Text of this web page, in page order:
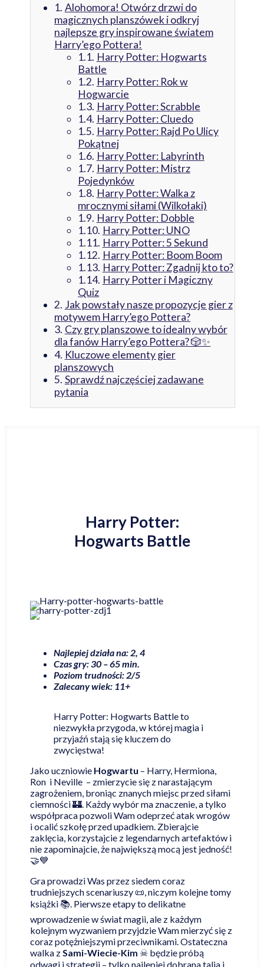
Alohomora! Otwórz drzwi do
magicznych planszówek i odkryj
najlepsze gry inspirowane światem
Harry’ego Pottera!
Harry Potter: Hogwarts
Battle
Harry Potter: Rok w
Hogwarcie
Harry Potter: Scrabble
Harry Potter: Cluedo
Harry Potter: Rajd Po Ulicy
Pokątnej
Harry Potter: Labyrinth
Harry Potter: Mistrz
Pojedynków
Harry Potter: Walka z
mrocznymi siłami (Wilkołaki)
Harry Potter: Dobble
Harry Potter: UNO
Harry Potter: 5 Sekund
Harry Potter: Boom Boom
Harry Potter: Zgadnij kto to?
Harry Potter i Magiczny
Quiz
Jak powstały nasze propozycje gier z
motywem Harry’ego Pottera?
Czy gry planszowe to idealny wybór
dla fanów Harry’ego Pottera? 🎲✨
Kluczowe elementy gier
planszowych
Sprawdź najczęściej zadawane
pytania
Harry Potter:
Hogwarts Battle
Najlepiej działa na: 2, 4
Czas gry: 30 – 65 min.
Poziom trudności: 2/5
Zalecany wiek: 11+
Harry Potter: Hogwarts Battle to
niezwykła przygoda, w której magia i
przyjaźń stają się kluczem do
zwycięstwa!
Jako uczniowie Hogwartu – Harry, Hermiona,
Ron i Neville – zmierzycie się z narastającym
zagrożeniem, broniąc znanych miejsc przed siłami
ciemności 🏰. Każdy wybór ma znaczenie, a tylko
współpraca pozwoli Wam odeprzeć atak wrogów
i ocalić szkołę przed upadkiem. Zbierajcie
zaklęcia, korzystajcie z legendarnych artefaktów i
nie zapominajcie, że największą mocą jest jedność!
🤝💙
Gra prowadzi Was przez siedem coraz
trudniejszych scenariuszy 📜, niczym kolejne tomy
książki 📚. Pierwsze etapy to delikatne
wprowadzenie w świat magii, ale z każdym
kolejnym wyzwaniem przyjdzie Wam mierzyć się z
coraz potężniejszymi przeciwnikami. Ostateczna
walka zSami-Wiecie-Kim ☠ będzie próbą
odwagi i strategii – tylko najlepiej dobrana talia i